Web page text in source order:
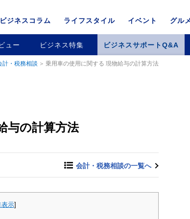
ビジネスコラム ライフスタイル イベント グルメ
ュー ビジネス特集 ビジネスサポートQ&A
計・税務相談 乗用車の使用に関する 現物給与の計算方法
与の計算方法
会計・税務相談の一覧へ
表示]